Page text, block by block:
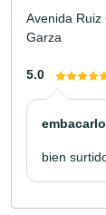
Avenida Ruiz
Garza
5.0
bien